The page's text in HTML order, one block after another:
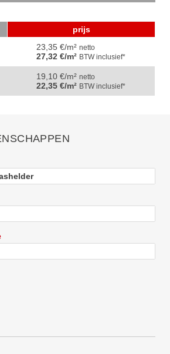
prijs
23,35 €/m² netto
27,32 €/m² BTW inclusief*
19,10 €/m² netto
22,35 €/m² BTW inclusief*